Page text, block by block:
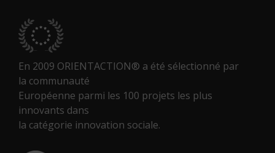
En 2009 ORIENTACTION® a été sélectionné par
la communauté
Européenne parmi les 100 projets les plus
innovants dans
la catégorie innovation sociale.